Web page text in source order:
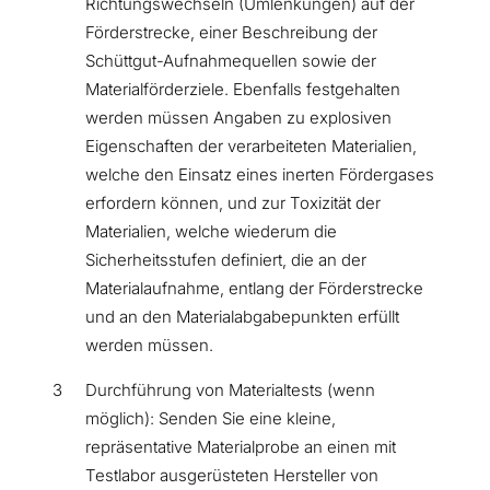
Förderstrecke, einer Beschreibung der
Schüttgut-Aufnahmequellen sowie der
Materialförderziele. Ebenfalls festgehalten
werden müssen Angaben zu explosiven
Eigenschaften der verarbeiteten Materialien,
welche den Einsatz eines inerten Fördergases
erfordern können, und zur Toxizität der
Materialien, welche wiederum die
Sicherheitsstufen definiert, die an der
Materialaufnahme, entlang der Förderstrecke
und an den Materialabgabepunkten erfüllt
werden müssen.
Durchführung von Materialtests (wenn
möglich): Senden Sie eine kleine,
repräsentative Materialprobe an einen mit
Testlabor ausgerüsteten Hersteller von